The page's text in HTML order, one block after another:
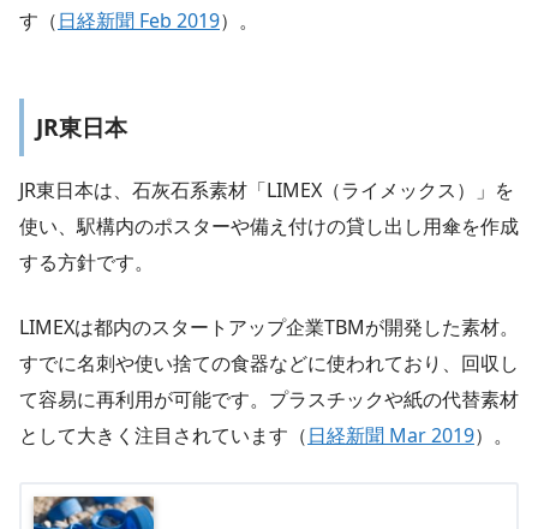
す（日経新聞 Feb 2019）。
JR東日本
JR東日本は、石灰石系素材「LIMEX（ライメックス）」を
使い、駅構内のポスターや備え付けの貸し出し用傘を作成
する方針です。
LIMEXは都内のスタートアップ企業TBMが開発した素材。
すでに名刺や使い捨ての食器などに使われており、回収し
て容易に再利用が可能です。プラスチックや紙の代替素材
として大きく注目されています（日経新聞 Mar 2019）。